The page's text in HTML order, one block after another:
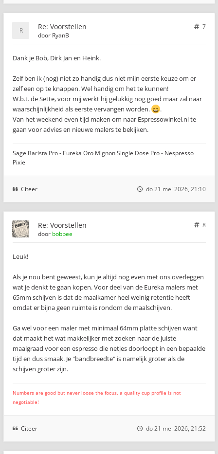
Re: Voorstellen
7
door RyanB
Dank je Bob, Dirk Jan en Heink.
Zelf ben ik (nog) niet zo handig dus niet mijn eerste keuze om er
zelf een op te knappen. Wel handig om het te kunnen!
W.b.t. de Sette, voor mij werkt hij gelukkig nog goed maar zal naar
waarschijnlijkheid als eerste vervangen worden.
.
Van het weekend even tijd maken om naar Espressowinkel.nl te
gaan voor advies en nieuwe malers te bekijken.
Sage Barista Pro - Eureka Oro Mignon Single Dose Pro - Nespresso
Pixie
Citeer do 21 mei 2026, 21:10
Re: Voorstellen
8
door bobbee
Leuk!
Als je nou bent geweest, kun je altijd nog even met ons overleggen
wat je denkt te gaan kopen. Voor deel van de Eureka malers met
65mm schijven is dat de maalkamer heel weinig retentie heeft
omdat er bijna geen ruimte is rondom de maalschijven.
Ga wel voor een maler met minimaal 64mm platte schijven want
dat maakt het wat makkelijker met zoeken naar de juiste
maalgraad voor een espresso die netjes doorloopt in een bepaalde
tijd en dus smaak. Je "bandbreedte" is namelijk groter als de
schijven groter zijn.
Numbers are good but never loose the focus, a quality cup profile is not
negotiable!
Citeer do 21 mei 2026, 21:52